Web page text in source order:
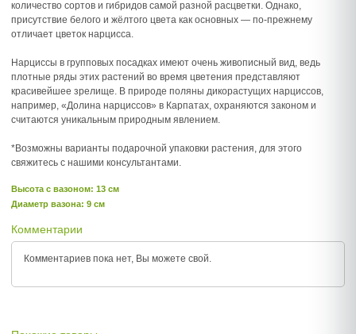
количество сортов и гибридов самой разной расцветки. Однако,
присутствие белого и жёлтого цвета как основных — по-прежнему
отличает цветок нарцисса.
Нарциссы в групповых посадках имеют очень живописный вид, ведь
плотные ряды этих растений во время цветения представляют
красивейшее зрелище. В природе поляны дикорастущих нарциссов,
например, «Долина нарциссов» в Карпатах, охраняются законом и
считаются уникальным природным явлением.
*Возможны варианты подарочной упаковки растения, для этого
свяжитесь с нашими консультантами.
Высота c вазоном: 13 см
Диаметр вазона: 9 см
Комментарии
Комментариев пока нет, Вы можете свой.